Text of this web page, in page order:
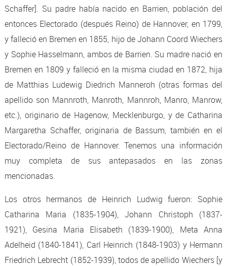
Schaffer]. Su padre había nacido en Barrien, población del
entonces Electorado (después Reino) de Hannover, en 1799,
y falleció en Bremen en 1855, hijo de Johann Coord Wiechers
y Sophie Hasselmann, ambos de Barrien. Su madre nació en
Bremen en 1809 y falleció en la misma ciudad en 1872, hija
de Matthias Ludewig Diedrich Manneroh (otras formas del
apellido son Mannroth, Manroth, Mannroh, Manro, Manrow,
etc.), originario de Hagenow, Mecklenburgo, y de Catharina
Margaretha Schaffer, originaria de Bassum, también en el
Electorado/Reino de Hannover. Tenemos una información
muy completa de sus antepasados en las zonas
mencionadas.
Los otros hermanos de Heinrich Ludwig fueron: Sophie
Catharina Maria (1835-1904), Johann Christoph (1837-
1921), Gesina Maria Elisabeth (1839-1900), Meta Anna
Adelheid (1840-1841), Carl Heinrich (1848-1903) y Hermann
Friedrich Lebrecht (1852-1939), todos de apellido Wiechers [y